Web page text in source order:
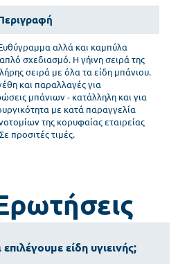
αλλά και καμπύλα
σχεδιασμό. Η γήινη σειρά της
σειρά με όλα τα είδη μπάνιου.
και παραλλαγές για
μπάνιων - κατάλληλη και για
με κατά παραγγελία
της κορυφαίας εταιρείας
προσιτές τιμές.
είδη υγιεινής;